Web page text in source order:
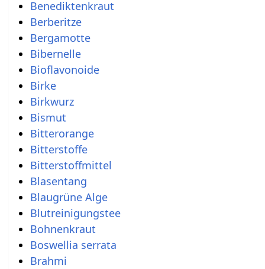
Benediktenkraut
Berberitze
Bergamotte
Bibernelle
Bioflavonoide
Birke
Birkwurz
Bismut
Bitterorange
Bitterstoffe
Bitterstoffmittel
Blasentang
Blaugrüne Alge
Blutreinigungstee
Bohnenkraut
Boswellia serrata
Brahmi